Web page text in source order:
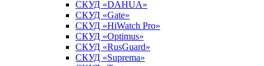
СКУД «DAHUA»
СКУД «Gate»
СКУД «HiWatch Pro»
СКУД «Optimus»
СКУД «RusGuard»
СКУД «Suprema»